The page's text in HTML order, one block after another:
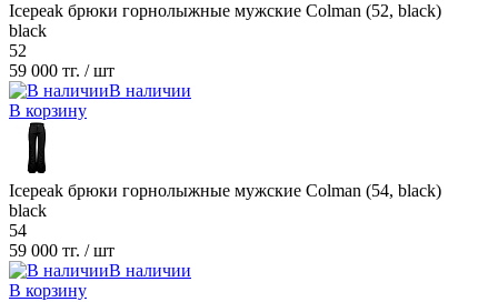
Icepeak брюки горнолыжные мужские Colman (52, black)
black
52
59 000 тг. / шт
В наличии
В корзину
Icepeak брюки горнолыжные мужские Colman (54, black)
black
54
59 000 тг. / шт
В наличии
В корзину